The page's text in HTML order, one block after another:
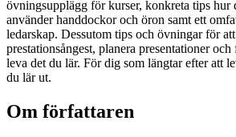
övningsupplägg för kurser, konkreta tips hur
använder handdockor och öron samt ett
ledarskap. Dessutom tips och övningar för
prestationsångest, planera presentationer
leva det du lär. För dig som längtar efter att
du lär ut.
Om författaren